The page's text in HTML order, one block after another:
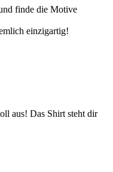
finde die Motive
einzigartig!
aus! Das Shirt steht dir